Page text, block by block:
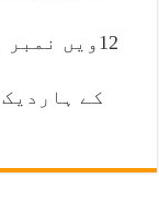
12ویں
کے